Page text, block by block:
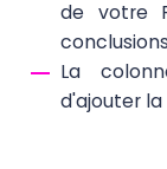
de votre
La
d'ajouter la